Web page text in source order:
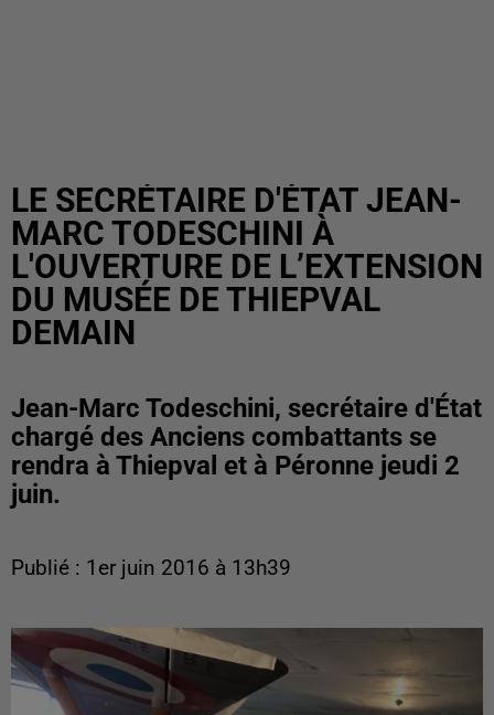
LE SECRÉTAIRE D'ÉTAT JEAN-
MARC TODESCHINI À
L'OUVERTURE DE L’EXTENSION
DU MUSÉE DE THIEPVAL
DEMAIN
Jean-Marc Todeschini, secrétaire d'État
chargé des Anciens combattants se
rendra à Thiepval et à Péronne jeudi 2
juin.
Publié : 1er juin 2016 à 13h39